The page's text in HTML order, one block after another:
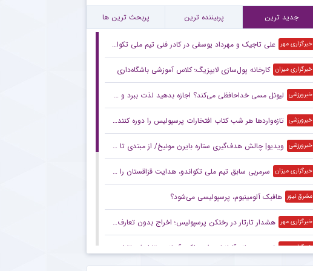
۱۳:۱۹ مقصد غیرمنتظره برای سرمربی استقلالی در فوتبال ایران + جزئیات
جدید ترین پربیننده ترین پربحث ترین ها
خبرگزاری مهر علی تاجیک و مهرداد یوسفی در کادر فنی تیم ملی تکواندو قزاقستان
خبرگزاری میزان کارخانه پول‌سازی لایپزیگ؛ کلاس آموزشی باشگاه‌داری
خبرورزشی لیونل مسی خداحافظی می‌کند؟ اجازه بدهید لذت ببرد و خودش تصمیم بگیرد!
خبرورزشی تازه‌واردها هر شب کتاب افتخارات پرسپولیس را دوره کنند/ تارتار باید بداند هوادار فقط قهرمانی می‌خواهد
خبرورزشی ویدیو| چالش هدف‌گیری ستاره بایرن مونیخ/ از مبتدی تا غیرممکن
خبرگزاری میزان سرمربی سابق تیم ملی تکواندو، هدایت قزاقستان را عهده‌دار شد
مشرق نیوز هافبک آلومینیوم، پرسپولیسی می‌شود؟
خبرگزاری مهر هشدار تارتار در رختکن پرسپولیس؛ اخراج بدون تعارف در انتظار فرد خاطی
خبرگزاری مهر تمجید رسانه آلبانیایی از عملکرد آسانی مقابل استقلال خوزستان